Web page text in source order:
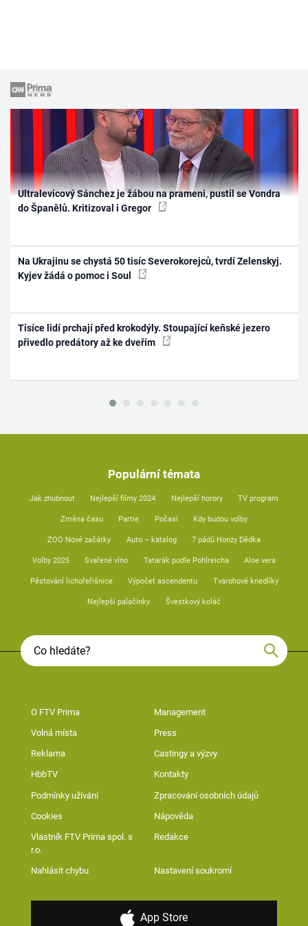
Ultralevicový Sánchez je žábou na prameni, pustil se Vondra
do Španělů. Kritizoval i Gregor
Na Ukrajinu se chystá 50 tisíc Severokorejců, tvrdí Zelenskyj.
Kyjev žádá o pomoc i Soul
Tisíce lidí prchají před krokodýly. Stoupající keňské jezero
přivedlo predátory až ke dveřím
Populární témata
Jak zhubnout Nejlepší filmy 2024 Nejlepší horory TV program
Změna času Partie Počasí Kdy budou volby
ZOO Nové začátky Auto – katalog 7 pádů Honzy Dědka
Volby 2025 Svařené víno Tatarák podle Pohlreicha Aloe vera
Pěstování lichořeřišnice Výpočet ascendentu Tvarohové knedlíky
Nejlepší palačinky Švestkový koláč
O FTV Prima Management
Volná místa Press
Reklama Castingy a výzvy
HbbTV Kontakty
Podmínky užívání Zpracování osobních údajů
Cookies Nápověda
Vlastník FTV Prima spol. s
r.o.
Redakce
Nahlásit chybu Nastavení soukromí
App Store